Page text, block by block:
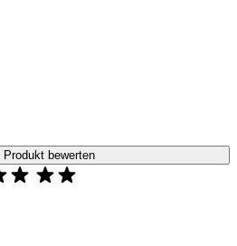
bewerten